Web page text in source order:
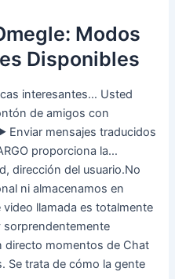
Modos
Disponibles
interesantes… Usted
de amigos con
Enviar mensajes traducidos
proporciona la…
dirección del usuario.No
ni almacenamos en
llamada es totalmente
sorprendentemente
directo momentos de Chat
Se trata de cómo la gente